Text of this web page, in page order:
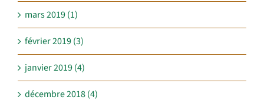
mars 2019 (1)
février 2019 (3)
janvier 2019 (4)
décembre 2018 (4)